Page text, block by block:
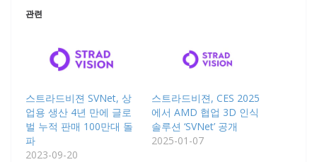
관련
스트라드비젼 SVNet, 상
업용 생산 4년 만에 글로
벌 누적 판매 100만대 돌
파
2023-09-20
스트라드비젼, CES 2025
에서 AMD 협업 3D 인식
솔루션 ‘SVNet’ 공개
2025-01-07